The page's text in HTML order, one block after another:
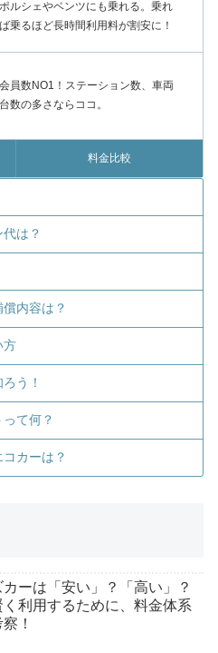
ポルシェやベンツにも乗れる。乗れ
ば乗るほど長時間利用料が割安に！
会員数NO1！ステーション数、車両
台数の多さならココ。
料金比較
は？
内容は？
方
う！
て何？
カーは？
カーは「安い」？「高い」？
く利用するために、料金体系
！